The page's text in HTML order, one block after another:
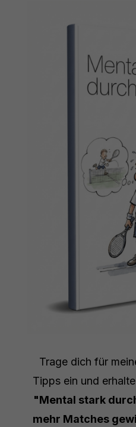
Trage dich für
Tipps ein und
"Mental stark
mehr Matches